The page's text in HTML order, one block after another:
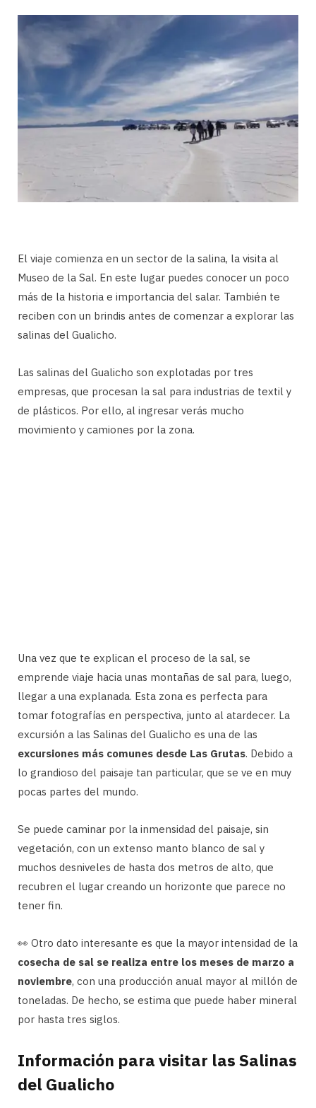
El viaje comienza en un sector de la salina, la visita al
Museo de la Sal. En este lugar puedes conocer un poco
más de la historia e importancia del salar. También te
reciben con un brindis antes de comenzar a explorar las
salinas del Gualicho.
Las salinas del Gualicho son explotadas por tres
empresas, que procesan la sal para industrias de textil y
de plásticos. Por ello, al ingresar verás mucho
movimiento y camiones por la zona.
Una vez que te explican el proceso de la sal, se
emprende viaje hacia unas montañas de sal para, luego,
llegar a una explanada. Esta zona es perfecta para
tomar fotografías en perspectiva, junto al atardecer. La
excursión a las Salinas del Gualicho es una de las
excursiones más comunes desde Las Grutas. Debido a
lo grandioso del paisaje tan particular, que se ve en muy
pocas partes del mundo.
Se puede caminar por la inmensidad del paisaje, sin
vegetación, con un extenso manto blanco de sal y
muchos desniveles de hasta dos metros de alto, que
recubren el lugar creando un horizonte que parece no
tener fin.
👀 Otro dato interesante es que la mayor intensidad de la
cosecha de sal se realiza entre los meses de marzo a
noviembre, con una producción anual mayor al millón de
toneladas. De hecho, se estima que puede haber mineral
por hasta tres siglos.
Información para visitar las Salinas
del Gualicho